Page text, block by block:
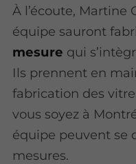
À l’écoute, Martine
équipe sauront
mesure qui
Ils prennent en
fabrication des
vous soyez à
équipe peuvent se
mesures.